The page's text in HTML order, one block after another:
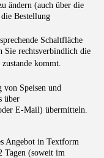
ändern (auch über die
Bestellung
Schaltfläche
Sie rechtsverbindlich die
kommt.
Speisen und
über
E-Mail) übermitteln.
Angebot in Textform
Tagen (soweit im